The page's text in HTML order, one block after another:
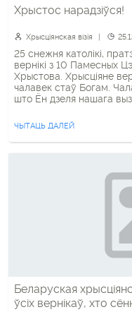
Хрыстос нарадзіўся!
Хрысціянская візія
25 снежня католікі,
вернікі з 10 Памесных
Хрыстова. Хрысціяне
чалавек стаў Богам.
што Ён дзеля нашага
карцінах, паштоўках мы
ЧЫТАЦЬ ДАЛЕЙ
Беларуская
ўсіх вернікаў, хто